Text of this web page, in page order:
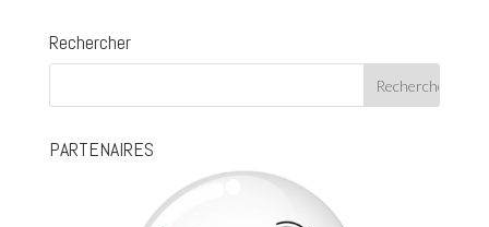
Rechercher
PARTENAIRES